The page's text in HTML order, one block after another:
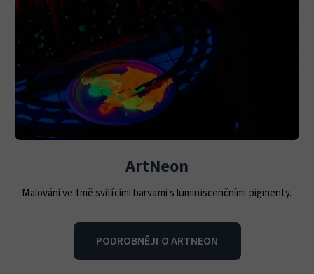
ArtNeon
Malování ve tmě svítícími barvami s luminiscenčními pigmenty.
PODROBNĚJI O ARTNEON